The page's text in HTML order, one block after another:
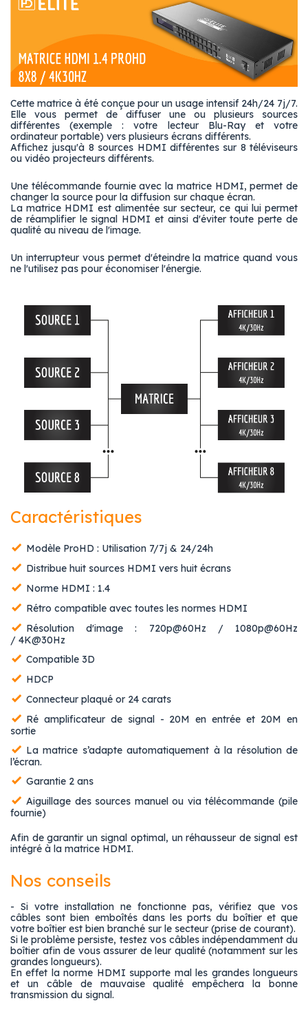
Cette matrice à été conçue pour un usage intensif 24h/24 7j/7.
Elle vous permet de diffuser une ou plusieurs sources
différentes (exemple : votre lecteur Blu-Ray et votre
ordinateur portable) vers plusieurs écrans différents.
Affichez jusqu'à 8 sources HDMI différentes sur 8 téléviseurs
ou vidéo projecteurs différents.
Une télécommande fournie avec la matrice HDMI, permet de
changer la source pour la diffusion sur chaque écran.
La matrice HDMI est alimentée sur secteur, ce qui lui permet
de réamplifier le signal HDMI et ainsi d'éviter toute perte de
qualité au niveau de l'image.
Un interrupteur vous permet d'éteindre la matrice quand vous
ne l'utilisez pas pour économiser l'énergie.
Caractéristiques
Modèle ProHD : Utilisation 7/7j & 24/24h
Distribue huit sources HDMI vers huit écrans
Norme HDMI : 1.4
Rétro compatible avec toutes les normes HDMI
Résolution d'image : 720p@60Hz / 1080p@60Hz
/ 4K@30Hz
Compatible 3D
HDCP
Connecteur plaqué or 24 carats
Ré amplificateur de signal - 20M en entrée et 20M en
sortie
La matrice s’adapte automatiquement à la résolution de
l’écran.
Garantie 2 ans
Aiguillage des sources manuel ou via télécommande (pile
fournie)
Afin de garantir un signal optimal, un réhausseur de signal est
intégré à la matrice HDMI.
Nos conseils
- Si votre installation ne fonctionne pas, vérifiez que vos
câbles sont bien emboîtés dans les ports du boîtier et que
votre boîtier est bien branché sur le secteur (prise de courant).
Si le problème persiste, testez vos câbles indépendamment du
boîtier afin de vous assurer de leur qualité (notamment sur les
grandes longueurs).
En effet la norme HDMI supporte mal les grandes longueurs
et un câble de mauvaise qualité empêchera la bonne
transmission du signal.